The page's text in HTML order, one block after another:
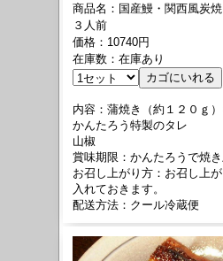
商品名：国産鰻・関西風炭焼
３人前
価格：10740円
在庫数：在庫あり
内容：蒲焼き（約１２０ｇ
かんたろう特製のタレ
山椒
賞味期限：かんたろうで焼
お召し上がり方：お召し上
入れておきます。
配送方法：クール冷蔵便